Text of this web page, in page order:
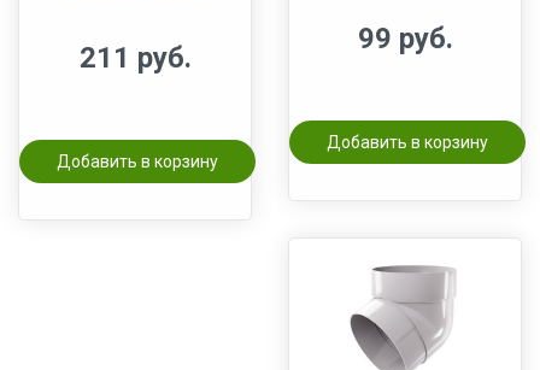
211 руб.
Добавить в корзину
99 руб.
Добавить в корзину